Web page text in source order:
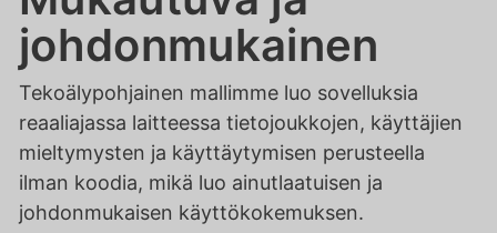
johdonmukainen
Tekoälypohjainen mallimme luo sovelluksia
reaaliajassa laitteessa tietojoukkojen, käyttäjien
mieltymysten ja käyttäytymisen perusteella
ilman koodia, mikä luo ainutlaatuisen ja
johdonmukaisen käyttökokemuksen.